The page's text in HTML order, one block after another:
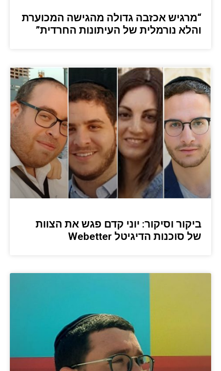
“מרגיש אכזבה גדולה מהגישה המכוערת
והלא נורמלית של העיתונות החרדית”
ביקור וסיקור: יוני קדם פגש את הצוות
של סוכנות הדיגיטל Webetter